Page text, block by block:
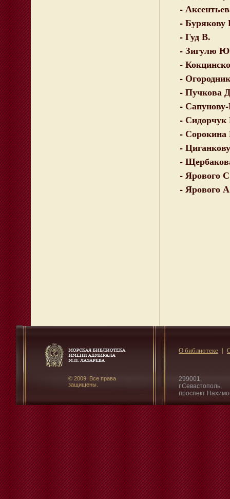
-
- Бурякову
- Гуд В.
- Зигулю
-
-
- Пучкова
-
-
-
-
-
- Ярового
- Ярового
© 2009. Все права
защищены.
299001,
г.Севастополь,
проспект
О библиотеке